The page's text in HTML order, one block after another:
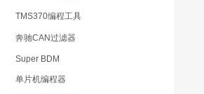
TMS370编程工具
奔驰CAN过滤器
Super BDM
单片机编程器